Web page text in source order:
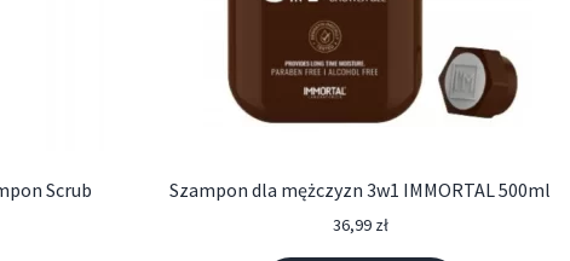
Scrub
Szampon dla mężczyzn 3w1 IMMORTAL 500ml
36,99 zł